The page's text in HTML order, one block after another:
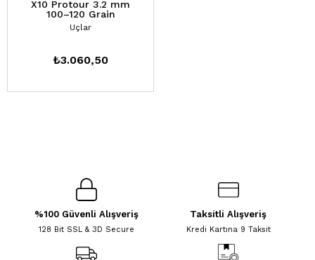
X10 Protour 3.2 mm
100–120 Grain
Yapıştırmalı Uç (12 pkt)
Uçlar
₺3.060,50
%100 Güvenli Alışveriş
128 Bit SSL & 3D Secure
Taksitli Alışveriş
Kredi Kartına 9 Taksit